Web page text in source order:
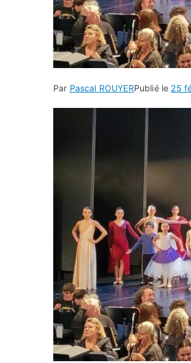
Par Pascal ROUYERPublié le 25